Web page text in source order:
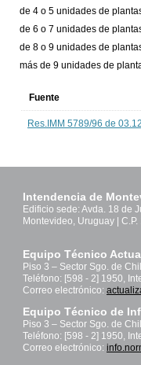
de 4 o 5 unidades de
de 6 o 7 unidades de
de 8 o 9 unidades de
más de 9 unidades de
Fuente
Res.IMM 5789/96 de
Intendencia de
Edificio sede: Avda. 18 de
Montevideo, Uruguay | C.P.
Equipo Técnico
Piso 3 – Sector Sgo. de
Teléfono: [598 - 2] 1950,
Correo electrónico:
Equipo Técnico de
Piso 3 – Sector Sgo. de
Teléfono: [598 - 2] 1950,
Correo electrónico: